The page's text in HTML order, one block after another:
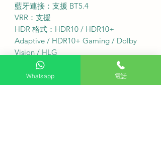
藍牙連接：支援 BT5.4
VRR：支援
HDR 格式：HDR10 / HDR10+
Adaptive / HDR10+ Gaming / Dolby
Vision / HLG
免費座檯安裝：購買此產品可享免費
座檯安裝服務
Whatsapp 電話